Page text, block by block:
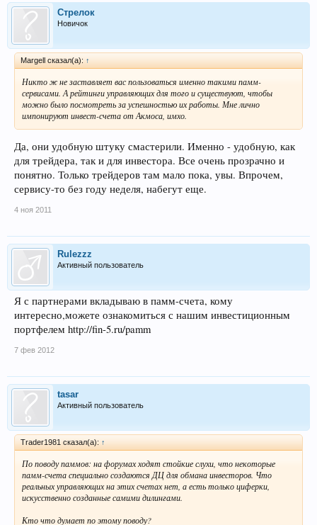
Стрелок
Новичок
Margell сказал(а): ↑
Никто ж не заставляет вас пользоваться именно такими памм-
сервисами. А рейтинги управляющих для того и существуют, чтобы
можно было посмотреть за успешностью их работы. Мне лично
импонируют инвест-счета от Акмоса, имхо.
Да, они удобную штуку смастерили. Именно - удобную, как
для трейдера, так и для инвестора. Все очень прозрачно и
понятно. Только трейдеров там мало пока, увы. Впрочем,
сервису-то без году неделя, набегут еще.
4 ноя 2011
Rulezzz
Активный пользователь
Я с партнерами вкладываю в памм-счета, кому
интересно,можете ознакомиться с нашим инвестиционным
портфелем http://fin-5.ru/pamm
7 фев 2012
tasar
Активный пользователь
Trader1981 сказал(а): ↑
По поводу паммов: на форумах ходят стойкие слухи, что некоторые
памм-счета специально создаются ДЦ для обмана инвесторов. Что
реальных управляющих на этих счетах нет, а есть только циферки,
искусственно созданные самими дилингами.
Кто что думает по этому поводу?